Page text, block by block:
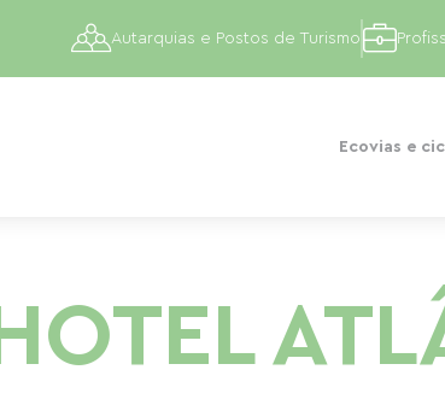
Ecovias e
Autarquias e Postos de Turismo
HOTEL